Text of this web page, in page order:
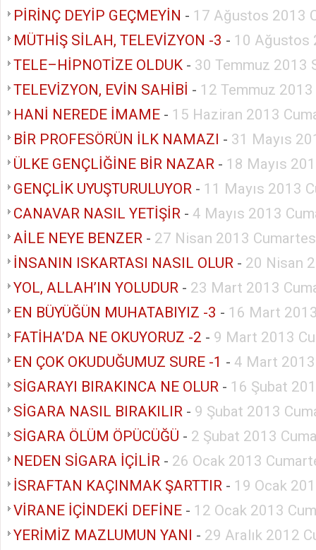
PİRİNÇ DEYİP GEÇMEYİN - 17 Ağustos 2013
MÜTHİŞ SİLAH, TELEVİZYON -3 - 10 Ağustos
TELE–HİPNOTİZE OLDUK - 30 Temmuz 2013
TELEVİZYON, EVİN SAHİBİ - 12 Temmuz 2013
HANİ NEREDE İMAME - 15 Haziran 2013
BİR PROFESÖRÜN İLK NAMAZI - 31 Mayıs
ÜLKE GENÇLİĞİNE BİR NAZAR - 18 Mayıs
GENÇLİK UYUŞTURULUYOR - 11 Mayıs 2013
CANAVAR NASIL YETİŞİR - 4 Mayıs 2013
AİLE NEYE BENZER - 27 Nisan 2013
İNSANIN ISKARTASI NASIL OLUR - 20 Nisan
YOL, ALLAH’IN YOLUDUR - 23 Mart 2013
EN BÜYÜĞÜN MUHATABIYIZ -3 - 16 Mart
FATİHA’DA NE OKUYORUZ -2 - 9 Mart 2013
EN ÇOK OKUDUĞUMUZ SURE -1 - 4 Mart
SİGARAYI BIRAKINCA NE OLUR - 16 Şubat
SİGARA NASIL BIRAKILIR - 9 Şubat 2013
SİGARA ÖLÜM ÖPÜCÜĞÜ - 2 Şubat 2013
NEDEN SİGARA İÇİLİR - 26 Ocak 2013
İSRAFTAN KAÇINMAK ŞARTTIR - 19 Ocak
VİRANE İÇİNDEKİ DEFİNE - 12 Ocak 2013
YERİMİZ MAZLUMUN YANI - 29 Aralık 2012